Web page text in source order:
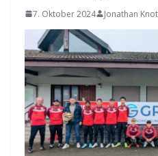
7. Oktober 2024 Jonathan